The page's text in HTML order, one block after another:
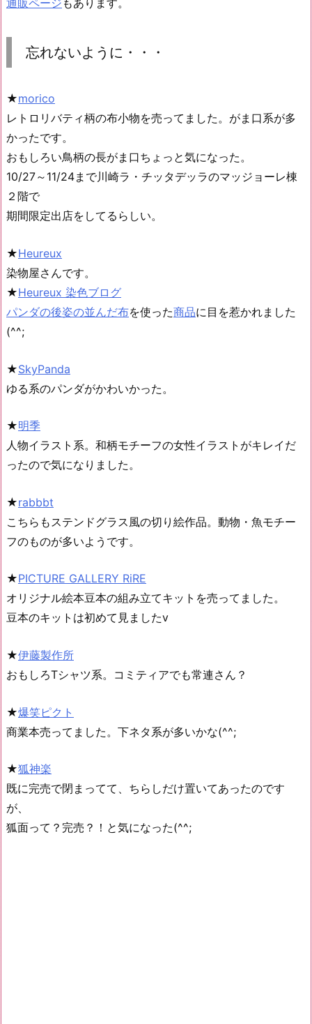
通販ページ もあります。
忘れないように・・・
★morico
レトロリバティ柄の布小物を売ってました。がま口系が多
かったです。
おもしろい鳥柄の長がま口ちょっと気になった。
10/27～11/24まで川崎ラ・チッタデッラのマッジョーレ棟
２階で
期間限定出店をしてるらしい。
★Heureux
染物屋さんです。
★Heureux 染色ブログ
パンダの後姿の並んだ布を使った商品に目を惹かれました
(^^;
★SkyPanda
ゆる系のパンダがかわいかった。
★明季
人物イラスト系。和柄モチーフの女性イラストがキレイだ
ったので気になりました。
★rabbbt
こちらもステンドグラス風の切り絵作品。動物・魚モチー
フのものが多いようです。
★PICTURE GALLERY RiRE
オリジナル絵本豆本の組み立てキットを売ってました。
豆本のキットは初めて見ましたv
★伊藤製作所
おもしろTシャツ系。コミティアでも常連さん？
★爆笑ピクト
商業本売ってました。下ネタ系が多いかな(^^;
★狐神楽
既に完売で閉まってて、ちらしだけ置いてあったのです
が、
狐面って？完売？！と気になった(^^;